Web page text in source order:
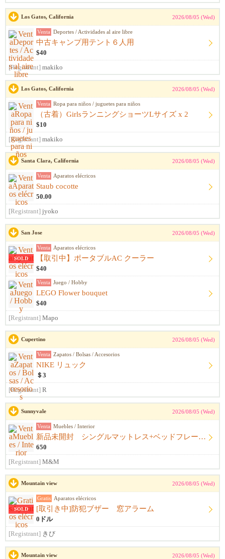
Los Gatos, California 2026/08/05 (Wed)
Venta Deportes / Actividades al aire libre
中古キャンプ用テント６人用
$40
[Registrant] makiko
Los Gatos, California 2026/08/05 (Wed)
Venta Ropa para niños / juguetes para niños
（古着）GirlsランニングショーツLサイズ x 2
$10
[Registrant] makiko
Santa Clara, California 2026/08/05 (Wed)
Venta Aparatos elécricos
Staub cocotte
50.00
[Registrant] jyoko
San Jose 2026/08/05 (Wed)
SOLD
Venta Aparatos elécricos
【取引中】ポータブルAC クーラー
$40
Venta Juego / Hobby
LEGO Flower bouquet
$40
[Registrant] Mapo
Cupertino 2026/08/05 (Wed)
Venta Zapatos / Bolsas / Accesorios
NIKE リュック
＄3
[Registrant] R
Sunnyvale 2026/08/05 (Wed)
Venta Muebles / Interior
新品未開封 シングルマットレス+ベッドフレーム+シーツ
650
[Registrant] M&M
Mountain view 2026/08/05 (Wed)
SOLD
Gratis Aparatos elécricos
[取引き中]防犯ブザー 窓アラーム
0ドル
[Registrant] きび
Mountain view 2026/08/05 (Wed)